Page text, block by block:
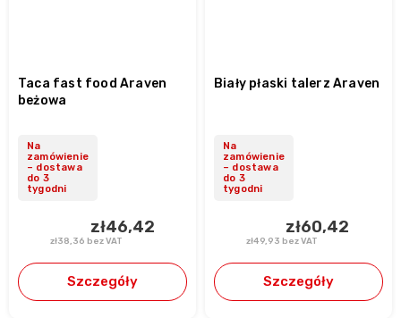
Taca fast food Araven
beżowa
Na
zamówienie
– dostawa
do 3
tygodni
zł38,36 bez VAT
zł46,42
Szczegóły
Biały płaski talerz Araven
Na
zamówienie
– dostawa
do 3
tygodni
zł49,93 bez VAT
zł60,42
Szczegóły